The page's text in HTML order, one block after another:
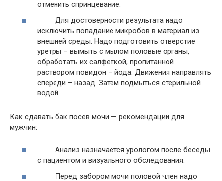
отменить спринцевание.
Для достоверности результата надо
исключить попадание микробов в материал из
внешней среды. Надо подготовить отверстие
уретры – вымыть с мылом половые органы,
обработать их салфеткой, пропитанной
раствором повидон – йода. Движения направлять
спереди – назад. Затем подмыться стерильной
водой.
Как сдавать бак посев мочи — рекомендации для
мужчин:
Анализ назначается урологом после беседы
с пациентом и визуального обследования.
Перед забором мочи половой член надо